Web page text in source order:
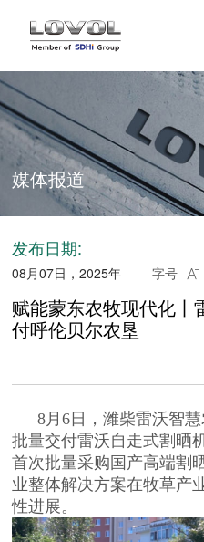
媒体报道 共建要求
媒体报道
发布日期:
08月07日，2025年 字号 
赋能蒙东农牧现代化丨
付呼伦贝尔农垦
8月6日，潍柴雷沃智
批量交付雷沃自走式割晒
首次批量采购国产高端割
业整体解决方案在牧草产
性进展。